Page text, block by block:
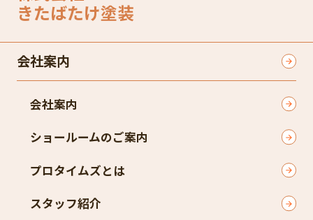
きたばたけ塗装
会社案内
会社案内
ショールームのご案内
プロタイムズとは
スタッフ紹介